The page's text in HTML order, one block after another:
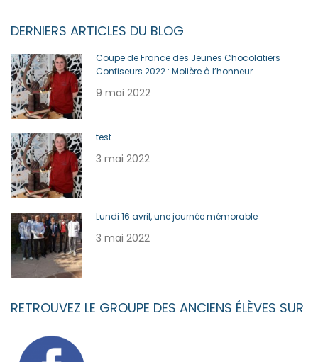
DERNIERS ARTICLES DU BLOG
Coupe de France des Jeunes Chocolatiers
Confiseurs 2022 : Molière à l’honneur
9 mai 2022
test
3 mai 2022
Lundi 16 avril, une journée mémorable
3 mai 2022
RETROUVEZ LE GROUPE DES ANCIENS ÉLÈVES SUR